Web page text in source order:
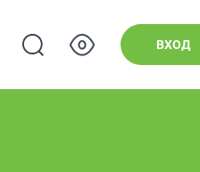
ВХОД